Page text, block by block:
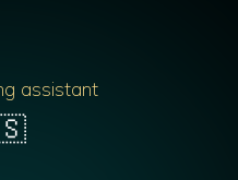
assistant